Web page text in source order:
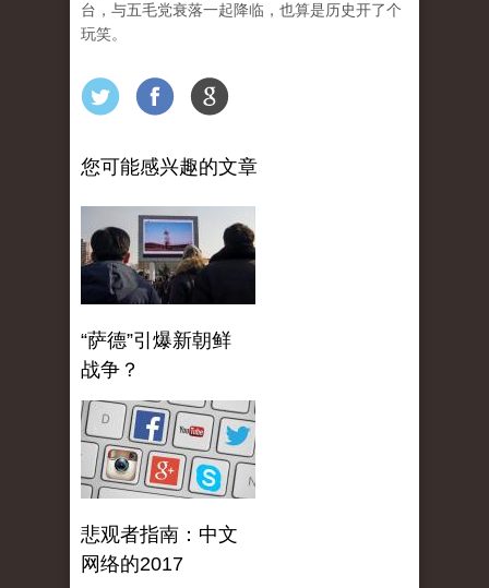
台，与五毛党衰落一起降临，也算是历史开了个
玩笑。
您可能感兴趣的文章
“萨德”引爆新朝鲜
战争？
悲观者指南：中文
网络的2017